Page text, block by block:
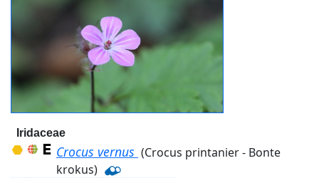
Iridaceae
Crocus vernus (Crocus printanier - Bonte
krokus)